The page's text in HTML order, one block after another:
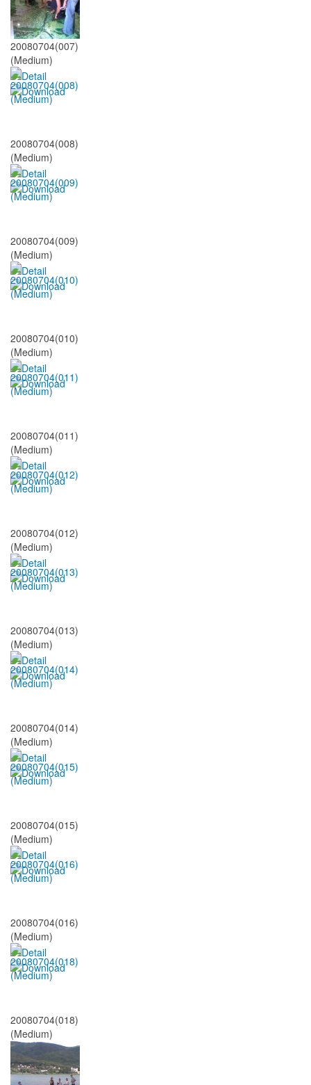
20080704(007)
(Medium)
20080704(008)
(Medium)
20080704(009)
(Medium)
20080704(010)
(Medium)
20080704(011)
(Medium)
20080704(012)
(Medium)
20080704(013)
(Medium)
20080704(014)
(Medium)
20080704(015)
(Medium)
20080704(016)
(Medium)
20080704(018)
(Medium)